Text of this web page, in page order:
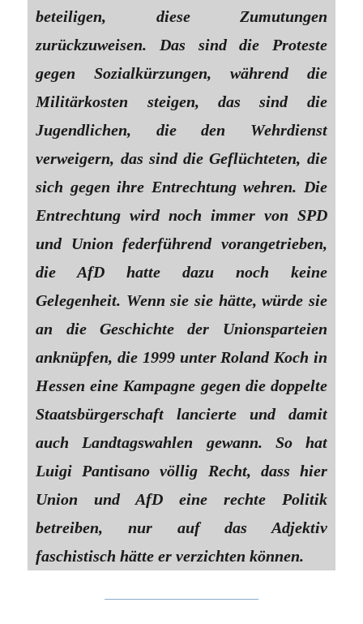
beteiligen, diese Zumutungen
zurückzuweisen. Das sind die Proteste
gegen Sozialkürzungen, während die
Militärkosten steigen, das sind die
Jugendlichen, die den Wehrdienst
verweigern, das sind die Geflüchteten, die
sich gegen ihre Entrechtung wehren. Die
Entrechtung wird noch immer von SPD
und Union federführend vorangetrieben,
die AfD hatte dazu noch keine
Gelegenheit. Wenn sie sie hätte, würde sie
an die Geschichte der Unionsparteien
anknüpfen, die 1999 unter Roland Koch in
Hessen eine Kampagne gegen die doppelte
Staatsbürgerschaft lancierte und damit
auch Landtagswahlen gewann. So hat
Luigi Pantisano völlig Recht, dass hier
Union und AfD eine rechte Politik
betreiben, nur auf das Adjektiv
faschistisch hätte er verzichten können.